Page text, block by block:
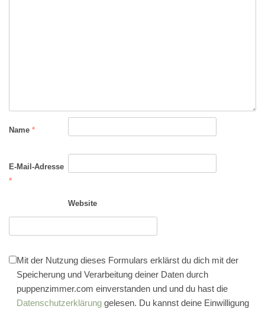
Name *
E-Mail-Adresse
*
Website
Mit der Nutzung dieses Formulars erklärst du dich mit der
Speicherung und Verarbeitung deiner Daten durch
puppenzimmer.com einverstanden und und du hast die
Datenschutzerklärung gelesen. Du kannst deine Einwilligung